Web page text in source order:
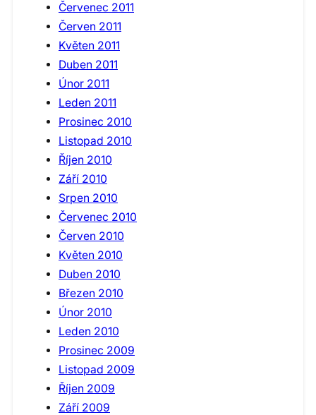
Červenec 2011
Červen 2011
Květen 2011
Duben 2011
Únor 2011
Leden 2011
Prosinec 2010
Listopad 2010
Říjen 2010
Září 2010
Srpen 2010
Červenec 2010
Červen 2010
Květen 2010
Duben 2010
Březen 2010
Únor 2010
Leden 2010
Prosinec 2009
Listopad 2009
Říjen 2009
Září 2009